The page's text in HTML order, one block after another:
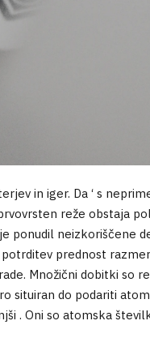
in iger. Da ‘ s
reže obstaja
ponudil neizkoriščene
prednost
Množični dobitki so
situiran do podariti
. Oni so atomska